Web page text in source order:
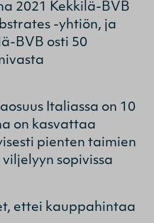
2021 Kekkilä-BVB
-yhtiön, ja
BVB osti 50
Italiassa on 10
on kasvattaa
pienten taimien
sopivissa
ettei kauppahintaa